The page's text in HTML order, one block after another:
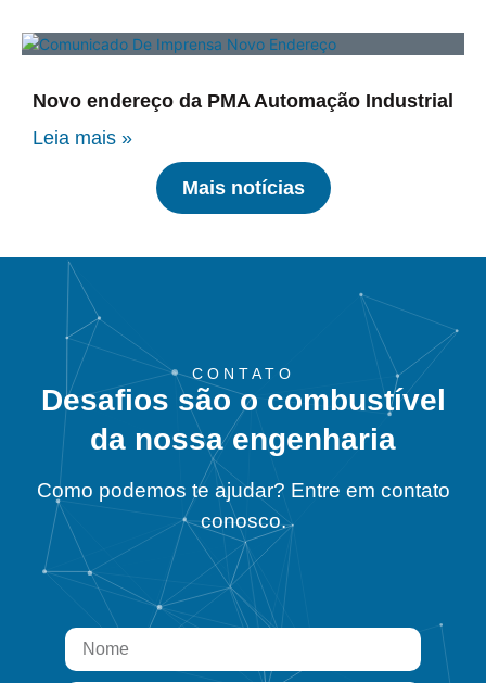
Novo endereço da PMA Automação Industrial
Leia mais »
Mais notícias
CONTATO
Desafios são o combustível
da nossa engenharia
Como podemos te ajudar? Entre em contato
conosco.